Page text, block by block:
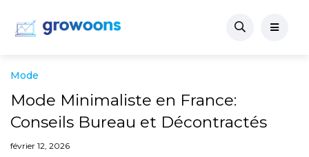
Mode
Mode Minimaliste en France:
Conseils Bureau et Décontractés
février 12, 2026